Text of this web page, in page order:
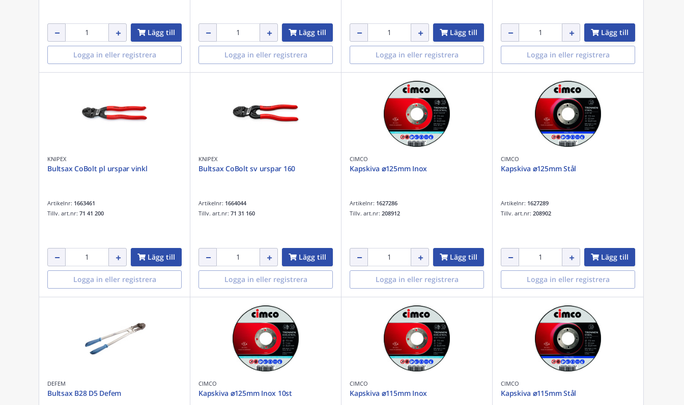
Lägg till
Logga in eller registrera
Lägg till
Logga in eller registrera
Lägg till
Logga in eller registrera
Lägg till
Logga in eller registrera
KNIPEX
Bultsax CoBolt pl urspar vinkl
Artikelnr: 1663461
Tillv. art.nr: 71 41 200
Lägg till
Logga in eller registrera
KNIPEX
Bultsax CoBolt sv urspar 160
Artikelnr: 1664044
Tillv. art.nr: 71 31 160
Lägg till
Logga in eller registrera
CIMCO
Kapskiva ⌀125mm Inox
Artikelnr: 1627286
Tillv. art.nr: 208912
Lägg till
Logga in eller registrera
CIMCO
Kapskiva ⌀125mm Stål
Artikelnr: 1627289
Tillv. art.nr: 208902
Lägg till
Logga in eller registrera
DEFEM
Bultsax B28 D5 Defem
CIMCO
Kapskiva ⌀125mm Inox 10st
CIMCO
Kapskiva ⌀115mm Inox
CIMCO
Kapskiva ⌀115mm Stål